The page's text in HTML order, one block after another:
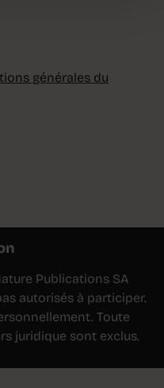
générales du
Publications SA
autorisés à participer.
Toute
juridique sont exclus.